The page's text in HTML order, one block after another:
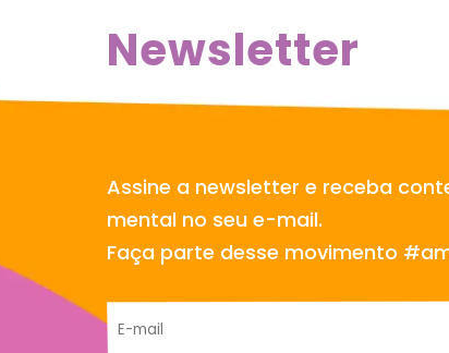
Newsletter
Assine a newsletter e receba
mental no seu e-mail.
Faça parte desse movimento